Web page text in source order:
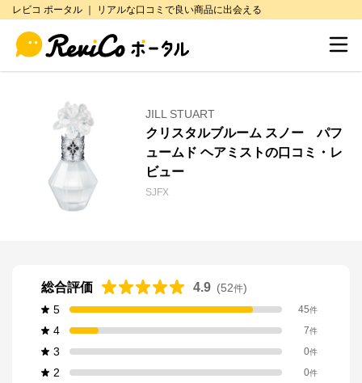
レビコ ポータル ｜ リアルな口コミで良い商品に出会える
JILL STUART
クリスタルブルーム スノー パフ
ュームド ヘアミストの口コミ・レ
ビュー
SJFX
総合評価 4.9 (52件)
5
45件
4 7件
3 0件
2 0件